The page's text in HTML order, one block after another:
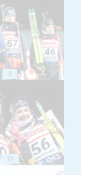
8
10